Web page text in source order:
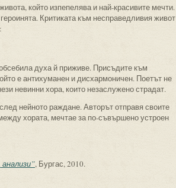
който изпепелява и най-красивите мечти.
Критиката към несправедливия живот
духа й приживе. Присъдите към
е антихуманен и дисхармоничен. Поетът не
невинни хора, които незаслужено страдат.
нейното раждане. Авторът отправя своите
хората, мечтае за по-съвършено устроен
, Бургас, 2010.